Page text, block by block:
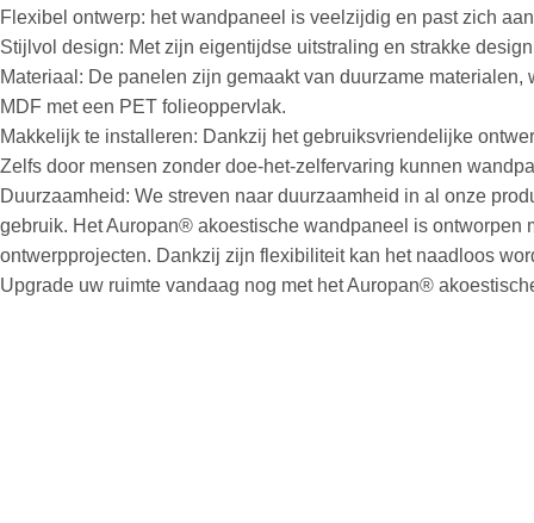
Flexibel ontwerp: het wandpaneel is veelzijdig en past zich
Stijlvol design: Met zijn eigentijdse uitstraling en strakke
Materiaal: De panelen zijn gemaakt van duurzame
MDF met een PET folieoppervlak.
Makkelijk te installeren: Dankzij het gebruiksvriendelijke
Zelfs door mensen zonder doe-het-zelfervaring kunnen
Duurzaamheid: We streven naar duurzaamheid in al onze
gebruik. Het Auropan® akoestische wandpaneel is
ontwerpprojecten. Dankzij zijn flexibiliteit kan het naadloos
Upgrade uw ruimte vandaag nog met het Auropan®